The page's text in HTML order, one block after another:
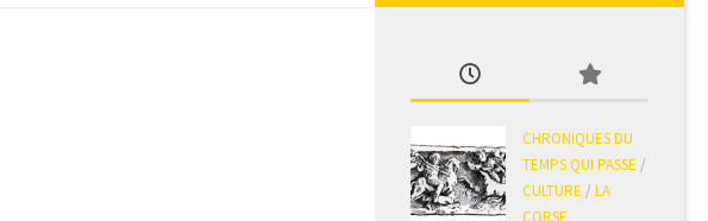
CHRONIQUES DU
TEMPS QUI PASSE /
CULTURE / LA
CORSE